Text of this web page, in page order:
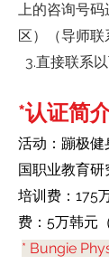
上的咨询号
区）（导师联
3.直接联系以
*认证简
活动：蹦极
国职业教育研
培训费：175
费：5万韩元
* Bungie